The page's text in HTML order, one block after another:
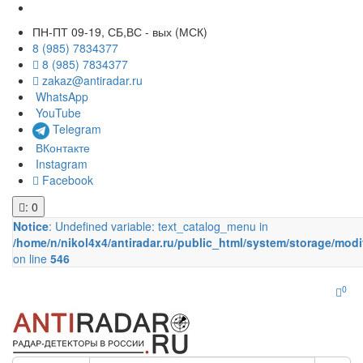
ПН-ПТ 09-19, СБ,ВС - вых (МСК)
8 (985) 7834377
8 (985) 7834377
zakaz@antiradar.ru
WhatsApp
YouTube
Telegram
ВКонтакте
Instagram
Facebook
: 0
Notice: Undefined variable: text_catalog_menu in
/home/n/nikol4x4/antiradar.ru/public_html/system/storage/
on line 546
0